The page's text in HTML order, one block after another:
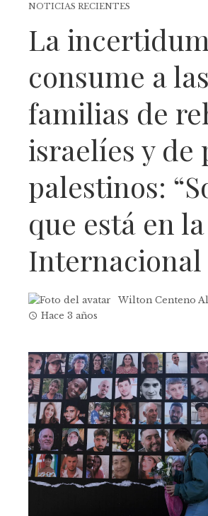
NOTICIAS RECIENTES
La
consume a las
familias de
israelíes y de
palestinos:
que está en
Internacional
Wilton Centeno
Hace 3 años